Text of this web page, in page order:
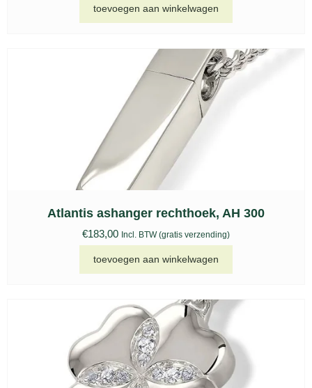
toevoegen aan winkelwagen
Atlantis ashanger rechthoek, AH 300
€183,00 Incl. BTW (gratis verzending)
toevoegen aan winkelwagen